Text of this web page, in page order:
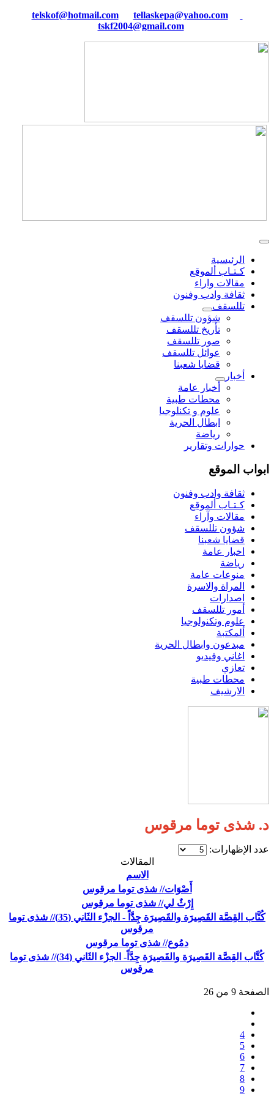
tellaskepa@yahoo.com
tskf2004@gmail.com
الرئيسية
كـتـاب ألموقع
مقالات واراء
ثقافة وادب وفنون
تللسقف
شؤون تللسقف
تأريخ تللسقف
صور تللسقف
عوائل تللسقف
قضايا شعبنا
أخبار
أخبار عامة
محطات طبية
علوم و تکنلوجیا
ابطال الحرية
رياضة
حوارات وتقارير
ابواب الموقع
ثقافة وادب وفنون
كـتـاب ألموقع
مقالات وآراء
شؤون تللسقف
قضايا شعبنا
اخبار عامة
رياضة
منوعات عامة
المراة والاسرة
اصدارات
أمور تللسقف
علوم وتكنولوجيا
ألمكتبة
مبدعون وابطال الحرية
اغاني وفيديو
تعازي
محطات طبية
الارشيف
د. شذى توما مرقوس
عدد الإظهارات:
المقالات
الاسم
أَصْوَات// شذى توما مرقوس
إِرْثٌ لي// شذى توما مرقوس
كُتَّاب القِصَّة القَصِيرَة والقَصِيرَة جِدَّاً - الجزْء الثَاني (35)// شذى توما
مرقوس
دمُوع// شذى توما مرقوس
كُتَّاب القِصَّة القَصِيرَة والقَصِيرَة جِدَّاً- الجزْء الثَاني (34)// شذى توما
مرقوس
الصفحة 9 من 26
4
5
6
7
8
9